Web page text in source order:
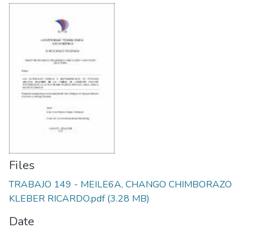
Files
TRABAJO 149 - MEILE6A, CHANGO CHIMBORAZO
KLEBER RICARDO.pdf(3.28 MB)
Date